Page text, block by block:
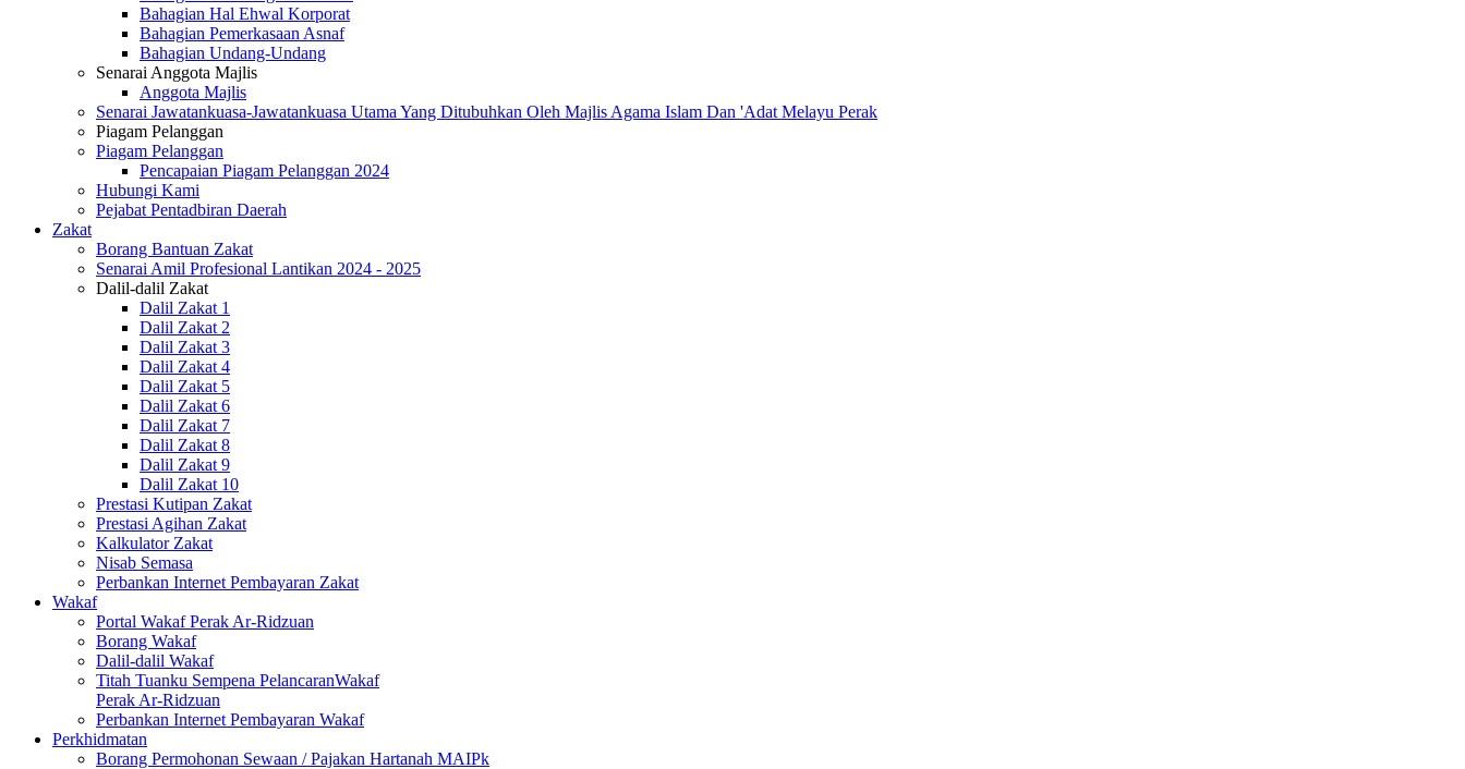
Bahagian Hal Ehwal Korporat
Bahagian Pemerkasaan Asnaf
Bahagian Undang-Undang
Senarai Anggota Majlis
Anggota Majlis
Senarai Jawatankuasa-Jawatankuasa Utama Yang Ditubuhkan Oleh Majlis Agama Islam Dan 'Adat Melayu Perak
Piagam Pelanggan
Piagam Pelanggan
Pencapaian Piagam Pelanggan 2024
Hubungi Kami
Pejabat Pentadbiran Daerah
Zakat
Borang Bantuan Zakat
Senarai Amil Profesional Lantikan 2024 - 2025
Dalil-dalil Zakat
Dalil Zakat 1
Dalil Zakat 2
Dalil Zakat 3
Dalil Zakat 4
Dalil Zakat 5
Dalil Zakat 6
Dalil Zakat 7
Dalil Zakat 8
Dalil Zakat 9
Dalil Zakat 10
Prestasi Kutipan Zakat
Prestasi Agihan Zakat
Kalkulator Zakat
Nisab Semasa
Perbankan Internet Pembayaran Zakat
Wakaf
Portal Wakaf Perak Ar-Ridzuan
Borang Wakaf
Dalil-dalil Wakaf
Titah Tuanku Sempena PelancaranWakaf
Perak Ar-Ridzuan
Perbankan Internet Pembayaran Wakaf
Perkhidmatan
Borang Permohonan Sewaan / Pajakan Hartanah MAIPk